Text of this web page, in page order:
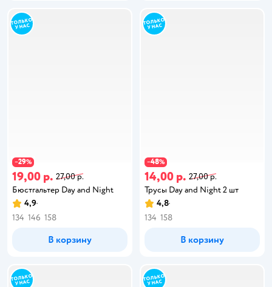
−29%
19,00 р. 27,00 р.
Бюстгальтер Day and Night
4,9
134 146 158
В корзину
−48%
14,00 р. 27,00 р.
Трусы Day and Night 2 шт
4,8
134 158
В корзину